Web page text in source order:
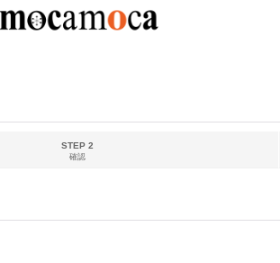
STEP 2
確認